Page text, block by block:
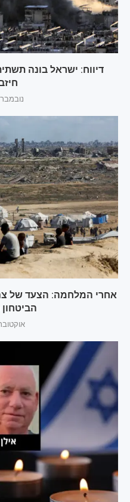
דיווח: ישראל בונה
נובמבר 22, 2025
אחרי המלחמה: הצעד של
אוקטובר 10,